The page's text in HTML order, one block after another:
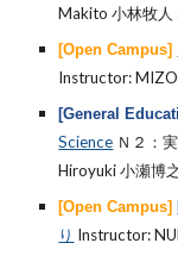
Makito 小林牧人
[Open Campus]
Instructor:
[General
Science Ｎ２：
Hiroyuki 小瀬博
[Open Campus]
り Instructor: